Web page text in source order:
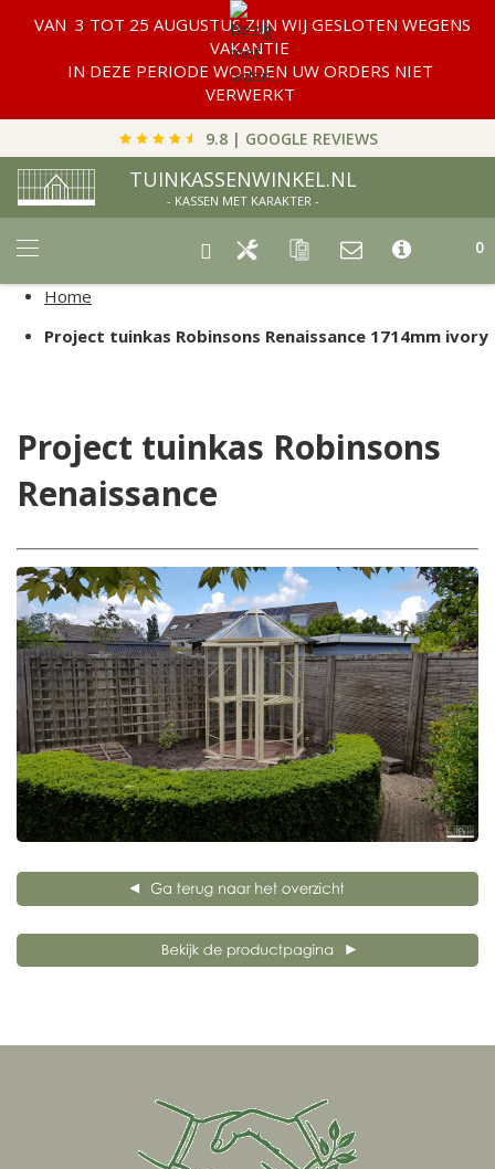
VAN 3 TOT 25 AUGUSTUS ZIJN WIJ GESLOTEN WEGENS
VAKANTIE
IN DEZE PERIODE WORDEN UW ORDERS NIET
VERWERKT
9.8 | GOOGLE REVIEWS
TUINKASSENWINKEL.NL
- KASSEN MET KARAKTER -
0
Home
Project tuinkas Robinsons Renaissance 1714mm ivory
Project tuinkas Robinsons
Renaissance